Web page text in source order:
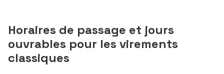
Horaires de passage et jours
ouvrables pour les virements
classiques